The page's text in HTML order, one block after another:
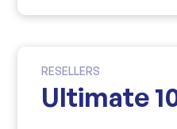
RESELLERS
Ultimate